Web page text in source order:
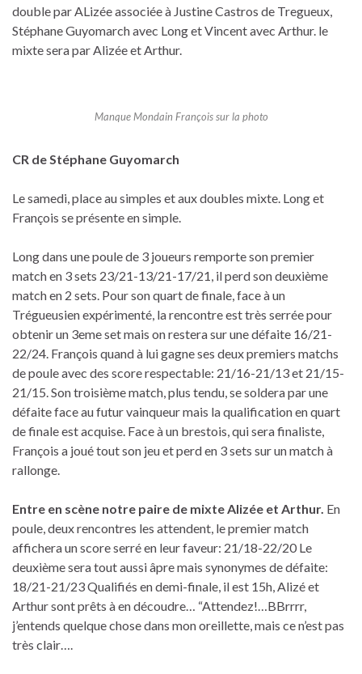
double par ALizée associée à Justine Castros de Tregueux,
Stéphane Guyomarch avec Long et Vincent avec Arthur. le
mixte sera par Alizée et Arthur.
Manque Mondain François sur la photo
CR de Stéphane Guyomarch
Le samedi, place au simples et aux doubles mixte. Long et
François se présente en simple.
Long dans une poule de 3 joueurs remporte son premier
match en 3 sets 23/21-13/21-17/21, il perd son deuxième
match en 2 sets. Pour son quart de finale, face à un
Trégueusien expérimenté, la rencontre est très serrée pour
obtenir un 3eme set mais on restera sur une défaite 16/21-
22/24. François quand à lui gagne ses deux premiers matchs
de poule avec des score respectable: 21/16-21/13 et 21/15-
21/15. Son troisième match, plus tendu, se soldera par une
défaite face au futur vainqueur mais la qualification en quart
de finale est acquise. Face à un brestois, qui sera finaliste,
François a joué tout son jeu et perd en 3 sets sur un match à
rallonge.
Entre en scène notre paire de mixte Alizée et Arthur. En
poule, deux rencontres les attendent, le premier match
affichera un score serré en leur faveur: 21/18-22/20 Le
deuxième sera tout aussi âpre mais synonymes de défaite:
18/21-21/23 Qualifiés en demi-finale, il est 15h, Alizé et
Arthur sont prêts à en découdre… “Attendez!…BBrrrr,
j’entends quelque chose dans mon oreillette, mais ce n’est pas
très clair….